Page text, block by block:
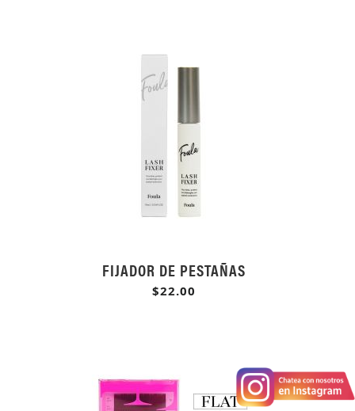
FIJADOR DE PESTAÑAS
$22.00